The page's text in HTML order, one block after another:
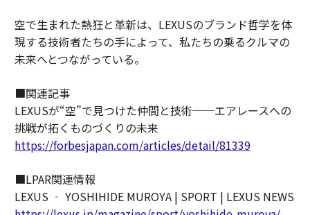
空で生まれた熱狂と革新は、LEXUSのブランド哲学を体
現する技術者たちの手によって、私たちの乗るクルマの
未来へとつながっている。
■関連記事
LEXUSが“空”で見つけた仲間と技術──エアレースへの
挑戦が拓くものづくりの未来
https://forbesjapan.com/articles/detail/81339
■LPAR関連情報
LEXUS ‐ YOSHIHIDE MUROYA | SPORT | LEXUS NEWS